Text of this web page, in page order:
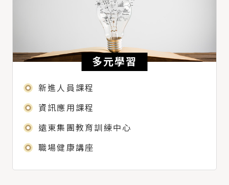
多元學習
新進人員課程
資訊應用課程
遠東集團教育訓練中心
職場健康講座